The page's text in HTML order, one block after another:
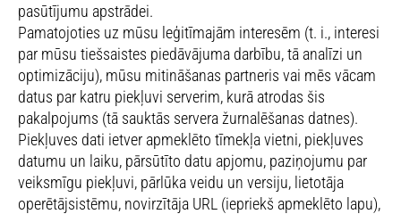
pasūtījumu apstrādei.
Pamatojoties uz mūsu leģitīmajām interesēm (t. i., interesi
par mūsu tiešsaistes piedāvājuma darbību, tā analīzi un
optimizāciju), mūsu mitināšanas partneris vai mēs vācam
datus par katru piekļuvi serverim, kurā atrodas šis
pakalpojums (tā sauktās servera žurnalēšanas datnes).
Piekļuves dati ietver apmeklēto tīmekļa vietni, piekļuves
datumu un laiku, pārsūtīto datu apjomu, paziņojumu par
veiksmīgu piekļuvi, pārlūka veidu un versiju, lietotāja
operētājsistēmu, novirzītāja URL (iepriekš apmeklēto lapu),